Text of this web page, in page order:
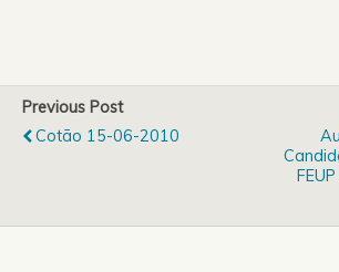
John Cameron Rayuela -
Gotan Project Elle a du
shell -…
Previous Post
Cotão 15-06-2010